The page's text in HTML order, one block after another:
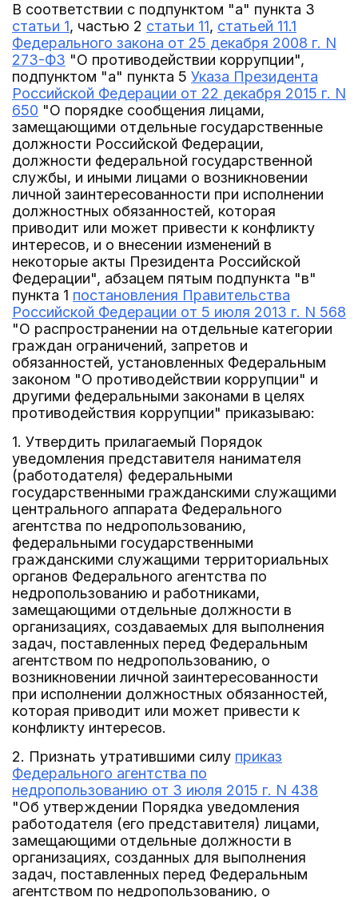
В соответствии с подпунктом "а" пункта 3
статьи 1, частью 2 статьи 11, статьей 11.1
Федерального закона от 25 декабря 2008 г. N
273-ФЗ "О противодействии коррупции",
подпунктом "а" пункта 5 Указа Президента
Российской Федерации от 22 декабря 2015 г. N
650 "О порядке сообщения лицами,
замещающими отдельные государственные
должности Российской Федерации,
должности федеральной государственной
службы, и иными лицами о возникновении
личной заинтересованности при исполнении
должностных обязанностей, которая
приводит или может привести к конфликту
интересов, и о внесении изменений в
некоторые акты Президента Российской
Федерации", абзацем пятым подпункта "в"
пункта 1 постановления Правительства
Российской Федерации от 5 июля 2013 г. N 568
"О распространении на отдельные категории
граждан ограничений, запретов и
обязанностей, установленных Федеральным
законом "О противодействии коррупции" и
другими федеральными законами в целях
противодействия коррупции" приказываю:
1. Утвердить прилагаемый Порядок
уведомления представителя нанимателя
(работодателя) федеральными
государственными гражданскими служащими
центрального аппарата Федерального
агентства по недропользованию,
федеральными государственными
гражданскими служащими территориальных
органов Федерального агентства по
недропользованию и работниками,
замещающими отдельные должности в
организациях, создаваемых для выполнения
задач, поставленных перед Федеральным
агентством по недропользованию, о
возникновении личной заинтересованности
при исполнении должностных обязанностей,
которая приводит или может привести к
конфликту интересов.
2. Признать утратившими силу приказ
Федерального агентства по
недропользованию от 3 июля 2015 г. N 438
"Об утверждении Порядка уведомления
работодателя (его представителя) лицами,
замещающими отдельные должности в
организациях, созданных для выполнения
задач, поставленных перед Федеральным
агентством по недропользованию, о